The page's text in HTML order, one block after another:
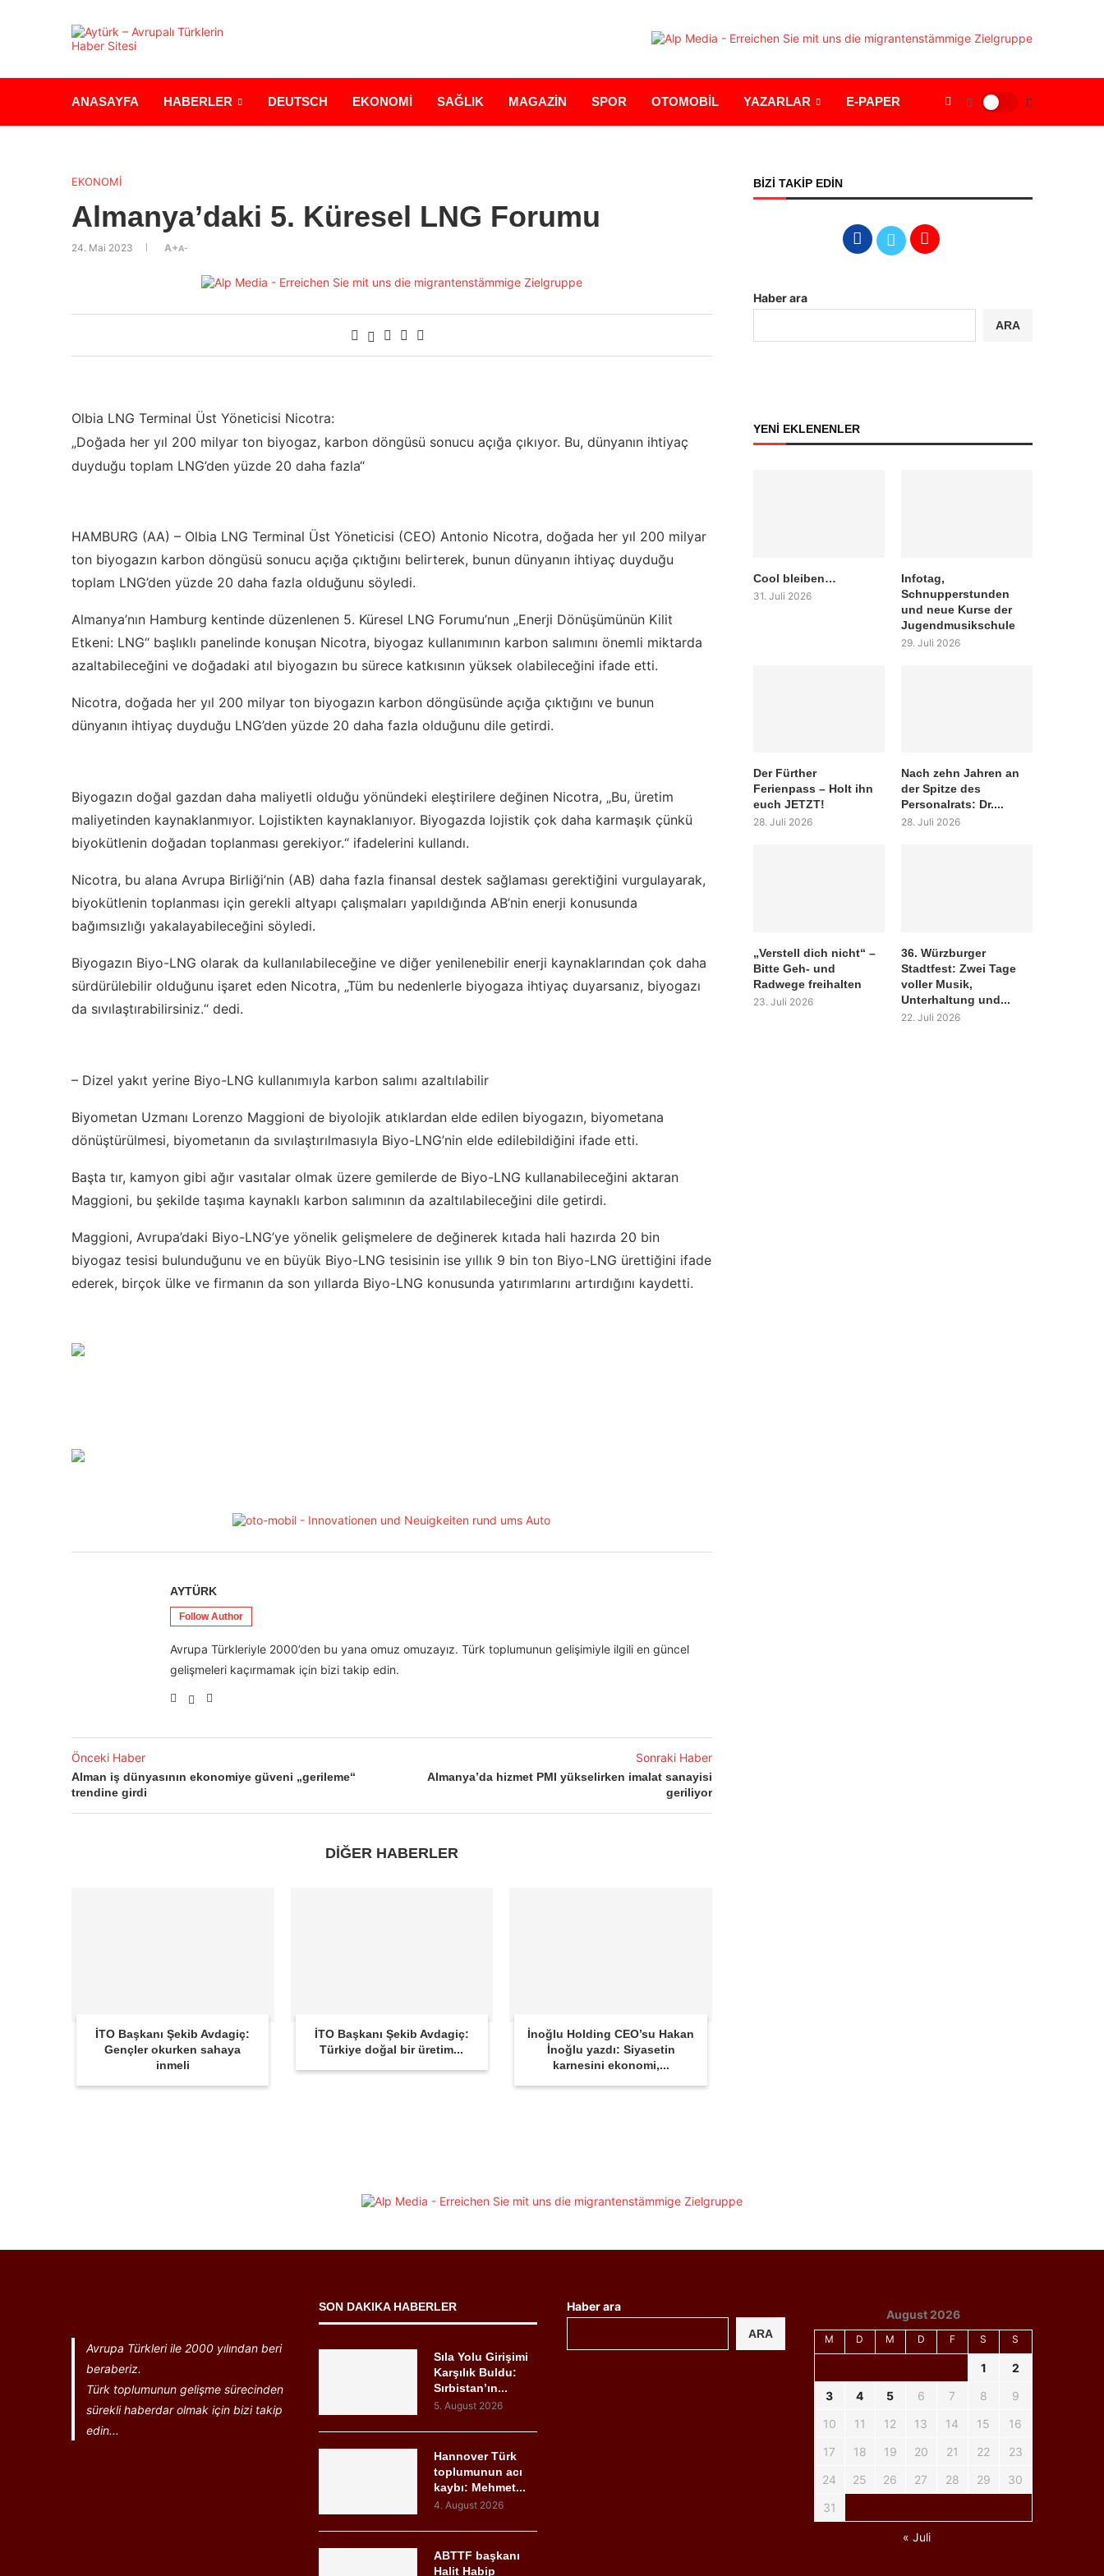
ANASAYFA HABERLER DEUTSCH EKONOMİ SAĞLIK MAGAZİN SPOR OTOMOBİL YAZARLAR E-PAPER
EKONOMİ
Almanya’daki 5. Küresel LNG Forumu
24. Mai 2023 A+A-
Olbia LNG Terminal Üst Yöneticisi Nicotra:
„Doğada her yıl 200 milyar ton biyogaz, karbon döngüsü sonucu açığa çıkıyor. Bu, dünyanın ihtiyaç
duyduğu toplam LNG’den yüzde 20 daha fazla“
HAMBURG (AA) – Olbia LNG Terminal Üst Yöneticisi (CEO) Antonio Nicotra, doğada her yıl 200 milyar
ton biyogazın karbon döngüsü sonucu açığa çıktığını belirterek, bunun dünyanın ihtiyaç duyduğu
toplam LNG’den yüzde 20 daha fazla olduğunu söyledi.
Almanya’nın Hamburg kentinde düzenlenen 5. Küresel LNG Forumu’nun „Enerji Dönüşümünün Kilit
Etkeni: LNG“ başlıklı panelinde konuşan Nicotra, biyogaz kullanımının karbon salımını önemli miktarda
azaltabileceğini ve doğadaki atıl biyogazın bu sürece katkısının yüksek olabileceğini ifade etti.
Nicotra, doğada her yıl 200 milyar ton biyogazın karbon döngüsünde açığa çıktığını ve bunun
dünyanın ihtiyaç duyduğu LNG’den yüzde 20 daha fazla olduğunu dile getirdi.
Biyogazın doğal gazdan daha maliyetli olduğu yönündeki eleştirilere değinen Nicotra, „Bu, üretim
maliyetinden kaynaklanmıyor. Lojistikten kaynaklanıyor. Biyogazda lojistik çok daha karmaşık çünkü
biyokütlenin doğadan toplanması gerekiyor.“ ifadelerini kullandı.
Nicotra, bu alana Avrupa Birliği’nin (AB) daha fazla finansal destek sağlaması gerektiğini vurgulayarak,
biyokütlenin toplanması için gerekli altyapı çalışmaları yapıldığında AB’nin enerji konusunda
bağımsızlığı yakalayabileceğini söyledi.
Biyogazın Biyo-LNG olarak da kullanılabileceğine ve diğer yenilenebilir enerji kaynaklarından çok daha
sürdürülebilir olduğunu işaret eden Nicotra, „Tüm bu nedenlerle biyogaza ihtiyaç duyarsanız, biyogazı
da sıvılaştırabilirsiniz.“ dedi.
– Dizel yakıt yerine Biyo-LNG kullanımıyla karbon salımı azaltılabilir
Biyometan Uzmanı Lorenzo Maggioni de biyolojik atıklardan elde edilen biyogazın, biyometana
dönüştürülmesi, biyometanın da sıvılaştırılmasıyla Biyo-LNG’nin elde edilebildiğini ifade etti.
Başta tır, kamyon gibi ağır vasıtalar olmak üzere gemilerde de Biyo-LNG kullanabileceğini aktaran
Maggioni, bu şekilde taşıma kaynaklı karbon salımının da azaltılabileceğini dile getirdi.
Maggioni, Avrupa’daki Biyo-LNG’ye yönelik gelişmelere de değinerek kıtada hali hazırda 20 bin
biyogaz tesisi bulunduğunu ve en büyük Biyo-LNG tesisinin ise yıllık 9 bin ton Biyo-LNG ürettiğini ifade
ederek, birçok ülke ve firmanın da son yıllarda Biyo-LNG konusunda yatırımlarını artırdığını kaydetti.
AYTÜRK
Follow Author
Avrupa Türkleriyle 2000’den bu yana omuz omuzayız. Türk toplumunun gelişimiyle ilgili en güncel
gelişmeleri kaçırmamak için bizi takip edin.
Önceki Haber
Alman iş dünyasının ekonomiye güveni „gerileme“
trendine girdi
Sonraki Haber
Almanya’da hizmet PMI yükselirken imalat sanayisi
geriliyor
DİĞER HABERLER
İTO Başkanı Şekib Avdagiç:
Gençler okurken sahaya
inmeli
İTO Başkanı Şekib Avdagiç:
Türkiye doğal bir üretim...
İnoğlu Holding CEO’su Hakan
İnoğlu yazdı: Siyasetin
karnesini ekonomi,...
BİZİ TAKİP EDİN
Haber ara
ARA
YENİ EKLENENLER
Cool bleiben…
31. Juli 2026
Infotag,
Schnupperstunden
und neue Kurse der
Jugendmusikschule
29. Juli 2026
Der Fürther
Ferienpass – Holt ihn
euch JETZT!
28. Juli 2026
Nach zehn Jahren an
der Spitze des
Personalrats: Dr....
28. Juli 2026
„Verstell dich nicht“ –
Bitte Geh- und
Radwege freihalten
23. Juli 2026
36. Würzburger
Stadtfest: Zwei Tage
voller Musik,
Unterhaltung und...
22. Juli 2026
Avrupa Türkleri ile 2000 yılından beri
beraberiz.
Türk toplumunun gelişme sürecinden
sürekli haberdar olmak için bizi takip
edin...
SON DAKIKA HABERLER
Sıla Yolu Girişimi
Karşılık Buldu:
Sırbistan’ın...
5. August 2026
Hannover Türk
toplumunun acı
kaybı: Mehmet...
4. August 2026
ABTTF başkanı
Halit Habip
Haber ara
ARA
August 2026
M D M D F S S
1
2
3
4 5 6 7 8
9
10
11 12 13 14 15
16
17
18 19 20 21 22
23
24
25 26 27 28 29
30
31
« Juli